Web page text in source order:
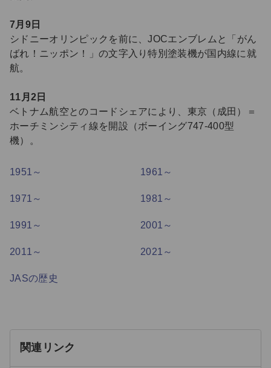
7月9日
シドニーオリンピックを前に、JOCエンブレムと「がん
ばれ！ニッポン！」の文字入り特別塗装機が国内線に就
航。
11月2日
ベトナム航空とのコードシェアにより、東京（成田）＝
ホーチミンシティ線を開設（ボーイング747-400型
機）。
1951～ 1961～
1971～ 1981～
1991～ 2001～
2011～ 2021～
JASの歴史
関連リンク